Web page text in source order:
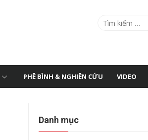
Search
PHÊ BÌNH & NGHIÊN CỨU VIDEO
Danh mục